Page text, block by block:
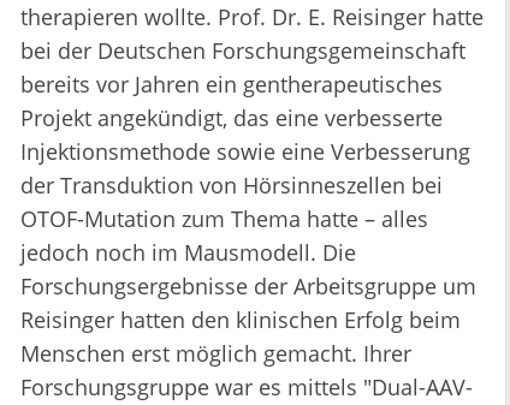
therapieren wollte. Prof. Dr. E. Reisinger hatte
bei der Deutschen Forschungsgemeinschaft
bereits vor Jahren ein gentherapeutisches
Projekt angekündigt, das eine verbesserte
Injektionsmethode sowie eine Verbesserung
der Transduktion von Hörsinneszellen bei
OTOF-Mutation zum Thema hatte – alles
jedoch noch im Mausmodell. Die
Forschungsergebnisse der Arbeitsgruppe um
Reisinger hatten den klinischen Erfolg beim
Menschen erst möglich gemacht. Ihrer
Forschungsgruppe war es mittels "Dual-AAV-